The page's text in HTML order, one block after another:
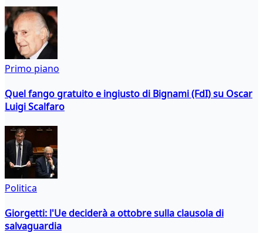
Primo piano
Quel fango gratuito e ingiusto di Bignami (FdI) su Oscar
Luigi Scalfaro
Politica
Giorgetti: l'Ue deciderà a ottobre sulla clausola di
salvaguardia